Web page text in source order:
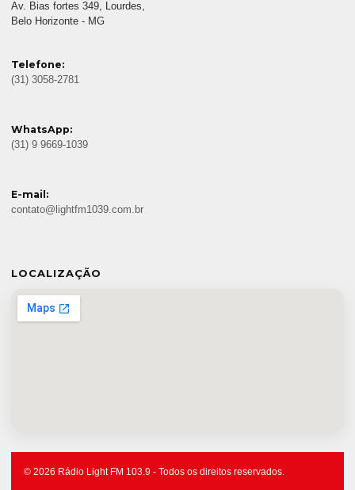
Av. Bias fortes 349, Lourdes,
Belo Horizonte - MG
Telefone:
(31) 3058-2781
WhatsApp:
(31) 9 9669-1039
E-mail:
contato@lightfm1039.com.br
LOCALIZAÇÃO
© 2026 Rádio Light FM 103.9 - Todos os direitos reservados.